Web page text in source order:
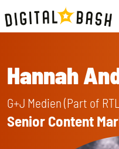
Hannah
G+J Medien (Part of
Senior Content